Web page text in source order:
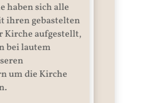
haben sich alle
ihren gebastelten
Kirche aufgestellt,
bei lautem
um die Kirche